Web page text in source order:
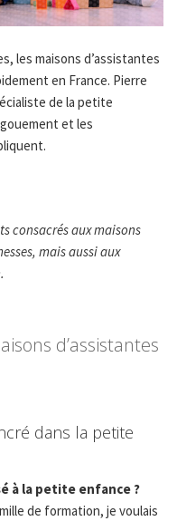
les maisons d’assistantes
en France. Pierre
de la petite
et les
consacrés aux maisons
mais aussi aux
d’assistantes
dans la petite
à la petite enfance ?
de formation, je voulais